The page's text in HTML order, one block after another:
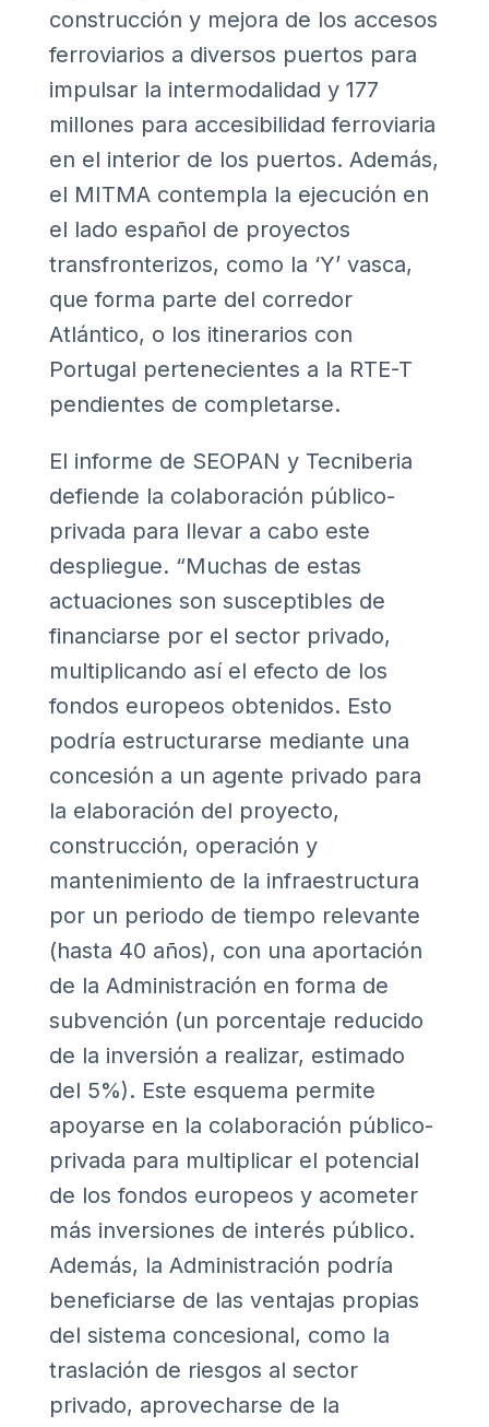
construcción y mejora de los accesos
ferroviarios a diversos puertos para
impulsar la intermodalidad y 177
millones para accesibilidad ferroviaria
en el interior de los puertos. Además,
el MITMA contempla la ejecución en
el lado español de proyectos
transfronterizos, como la ‘Y’ vasca,
que forma parte del corredor
Atlántico, o los itinerarios con
Portugal pertenecientes a la RTE-T
pendientes de completarse.
El informe de SEOPAN y Tecniberia
defiende la colaboración público-
privada para llevar a cabo este
despliegue. “Muchas de estas
actuaciones son susceptibles de
financiarse por el sector privado,
multiplicando así el efecto de los
fondos europeos obtenidos. Esto
podría estructurarse mediante una
concesión a un agente privado para
la elaboración del proyecto,
construcción, operación y
mantenimiento de la infraestructura
por un periodo de tiempo relevante
(hasta 40 años), con una aportación
de la Administración en forma de
subvención (un porcentaje reducido
de la inversión a realizar, estimado
del 5%). Este esquema permite
apoyarse en la colaboración público-
privada para multiplicar el potencial
de los fondos europeos y acometer
más inversiones de interés público.
Además, la Administración podría
beneficiarse de las ventajas propias
del sistema concesional, como la
traslación de riesgos al sector
privado, aprovecharse de la